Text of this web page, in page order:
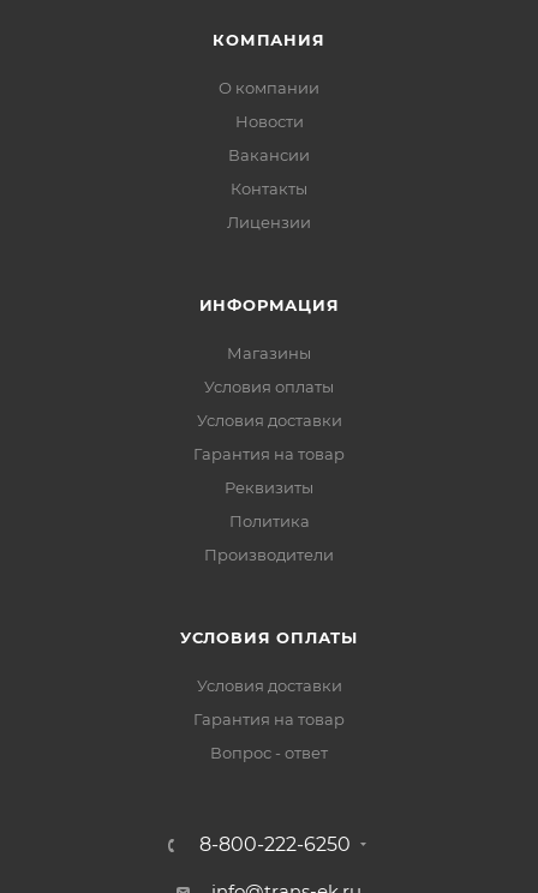
КОМПАНИЯ
О компании
Новости
Вакансии
Контакты
Лицензии
ИНФОРМАЦИЯ
Магазины
Условия оплаты
Условия доставки
Гарантия на товар
Реквизиты
Политика
Производители
УСЛОВИЯ ОПЛАТЫ
Условия доставки
Гарантия на товар
Вопрос - ответ
8-800-222-6250